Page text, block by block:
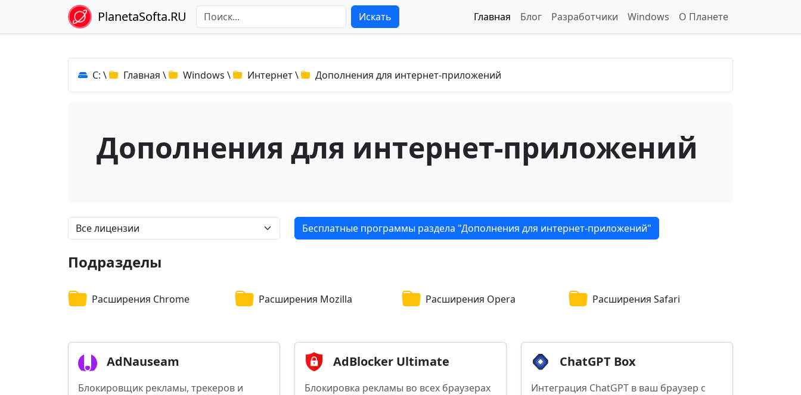
PlanetaSofta.RU Искать Главная Блог Разработчики Windows О Планете
C: \ Главная \ Windows \ Интернет\ Дополнения для интернет-приложений
Дополнения для интернет-приложений
Бесплатные программы раздела "Дополнения для интернет-приложений"
Подразделы
Расширения Chrome Расширения Mozilla Расширения Opera Расширения Safari
AdNauseam
Блокировщик рекламы, трекеров и
AdBlocker Ultimate
Блокировка рекламы во всех браузерах
ChatGPT Box
Интеграция ChatGPT в ваш браузер с